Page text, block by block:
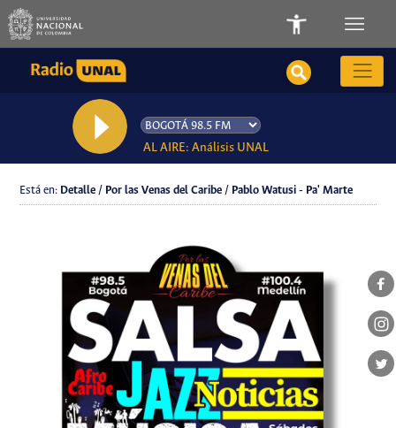
AL AIRE: Análisis UNAL
Está en: Detalle / Por las Venas del Caribe / Pablo Watusi - Pa' Marte